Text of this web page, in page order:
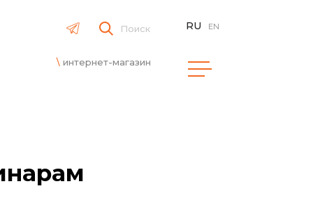
Поиск
интернет-магазин
RU EN